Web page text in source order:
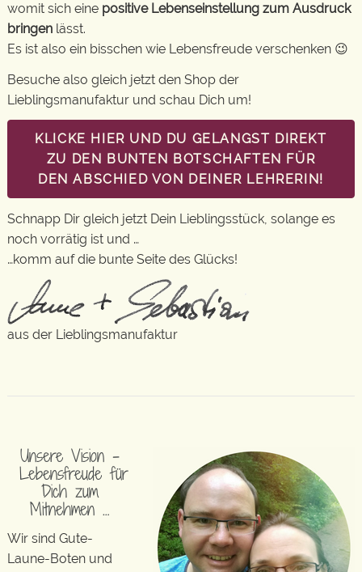
womit sich eine positive Lebenseinstellung zum Ausdruck
bringen lässt.
Es ist also ein bisschen wie Lebensfreude verschenken 😉
Besuche also gleich jetzt den Shop der
Lieblingsmanufaktur und schau Dich um!
KLICKE HIER UND DU GELANGST DIREKT
ZU DEN BUNTEN BOTSCHAFTEN FÜR
DEN ABSCHIED VON DEINER LEHRERIN!
Schnapp Dir gleich jetzt Dein Lieblingsstück, solange es
noch vorrätig ist und …
…komm auf die bunte Seite des Glücks!
aus der Lieblingsmanufaktur
Unsere Vision –
Lebensfreude für
Dich zum
Mitnehmen …
Wir sind Gute-
Laune-Boten und